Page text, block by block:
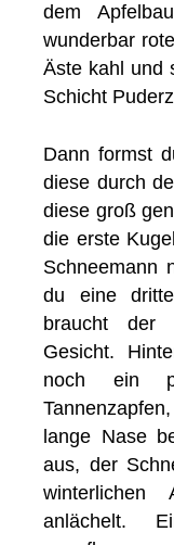
dem
wunderbar
Äste kahl und
Schicht
Dann formst
diese durch
diese groß
die erste
Schneemann
du eine
braucht der
Gesicht.
noch ein
lange Nase
aus, der
anlächelt.